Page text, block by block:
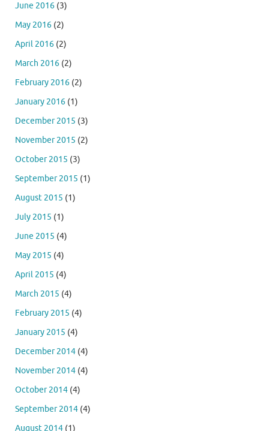
June 2016 (3)
May 2016 (2)
April 2016 (2)
March 2016 (2)
February 2016 (2)
January 2016 (1)
December 2015 (3)
November 2015 (2)
October 2015 (3)
September 2015 (1)
August 2015 (1)
July 2015 (1)
June 2015 (4)
May 2015 (4)
April 2015 (4)
March 2015 (4)
February 2015 (4)
January 2015 (4)
December 2014 (4)
November 2014 (4)
October 2014 (4)
September 2014 (4)
August 2014 (1)